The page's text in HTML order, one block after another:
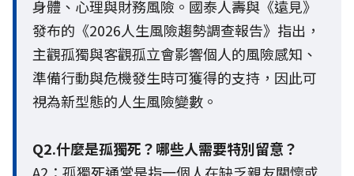
身體、心理與財務風險。國泰人壽與《遠見》
發布的《2026人生風險趨勢調查報告》指出，
主觀孤獨與客觀孤立會影響個人的風險感知、
準備行動與危機發生時可獲得的支持，因此可
視為新型態的人生風險變數。
Q2.什麼是孤獨死？哪些人需要特別留意？